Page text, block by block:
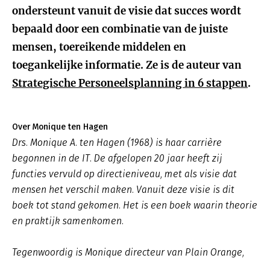
ondersteunt vanuit de visie dat succes wordt
bepaald door een combinatie van de juiste
mensen, toereikende middelen en
toegankelijke informatie. Ze is de auteur van
Strategische Personeelsplanning in 6 stappen.
Over Monique ten Hagen
Drs. Monique A. ten Hagen (1968) is haar carrière
begonnen in de IT. De afgelopen 20 jaar heeft zij
functies vervuld op directieniveau, met als visie dat
mensen het verschil maken. Vanuit deze visie is dit
boek tot stand gekomen. Het is een boek waarin theorie
en praktijk samenkomen.
Tegenwoordig is Monique directeur van Plain Orange,